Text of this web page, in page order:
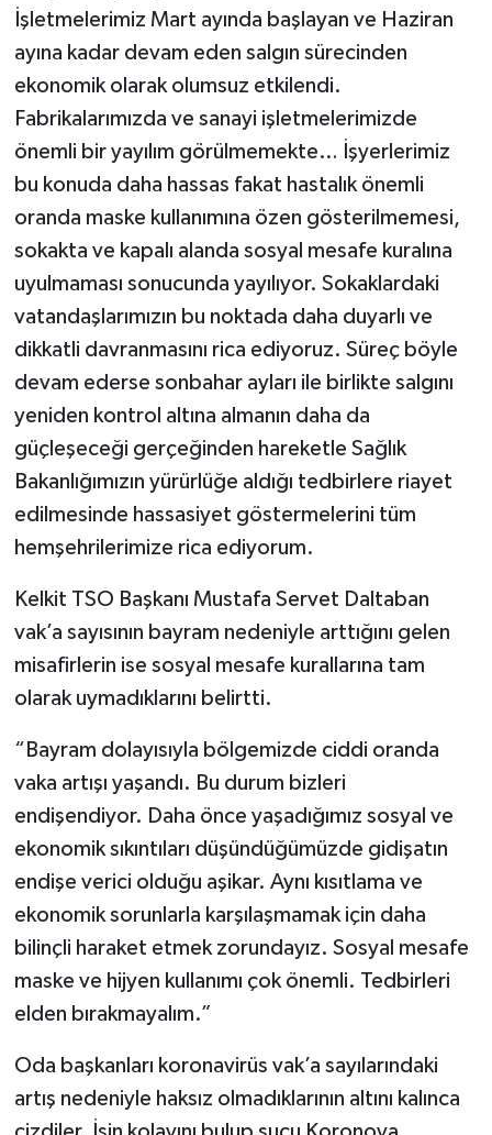
İşletmelerimiz Mart ayında başlayan ve Haziran
ayına kadar devam eden salgın sürecinden
ekonomik olarak olumsuz etkilendi.
Fabrikalarımızda ve sanayi işletmelerimizde
önemli bir yayılım görülmemekte… İşyerlerimiz
bu konuda daha hassas fakat hastalık önemli
oranda maske kullanımına özen gösterilmemesi,
sokakta ve kapalı alanda sosyal mesafe kuralına
uyulmaması sonucunda yayılıyor. Sokaklardaki
vatandaşlarımızın bu noktada daha duyarlı ve
dikkatli davranmasını rica ediyoruz. Süreç böyle
devam ederse sonbahar ayları ile birlikte salgını
yeniden kontrol altına almanın daha da
güçleşeceği gerçeğinden hareketle Sağlık
Bakanlığımızın yürürlüğe aldığı tedbirlere riayet
edilmesinde hassasiyet göstermelerini tüm
hemşehrilerimize rica ediyorum.
Kelkit TSO Başkanı Mustafa Servet Daltaban
vak’a sayısının bayram nedeniyle arttığını gelen
misafirlerin ise sosyal mesafe kurallarına tam
olarak uymadıklarını belirtti.
“Bayram dolayısıyla bölgemizde ciddi oranda
vaka artışı yaşandı. Bu durum bizleri
endişendiyor. Daha önce yaşadığımız sosyal ve
ekonomik sıkıntıları düşündüğümüzde gidişatın
endişe verici olduğu aşikar. Aynı kısıtlama ve
ekonomik sorunlarla karşılaşmamak için daha
bilinçli haraket etmek zorundayız. Sosyal mesafe
maske ve hijyen kullanımı çok önemli. Tedbirleri
elden bırakmayalım.”
Oda başkanları koronavirüs vak’a sayılarındaki
artış nedeniyle haksız olmadıklarının altını kalınca